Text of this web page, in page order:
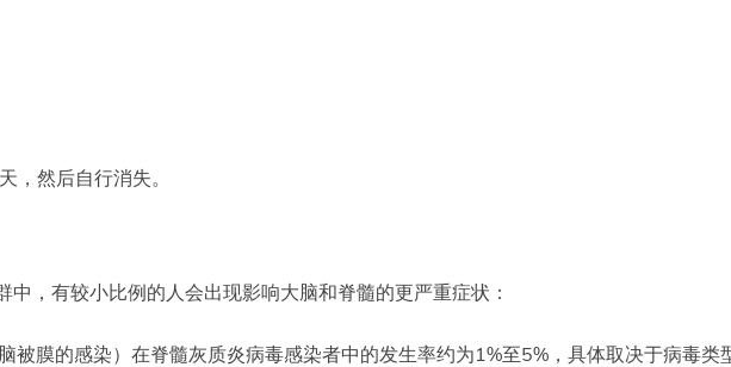
，然后自行消失。
中，有较小比例的人会出现影响大脑和脊髓的更严重症状：
脑被膜的感染）在脊髓灰质炎病毒感染者中的发生率约为1%至5%，具体取决于病毒类